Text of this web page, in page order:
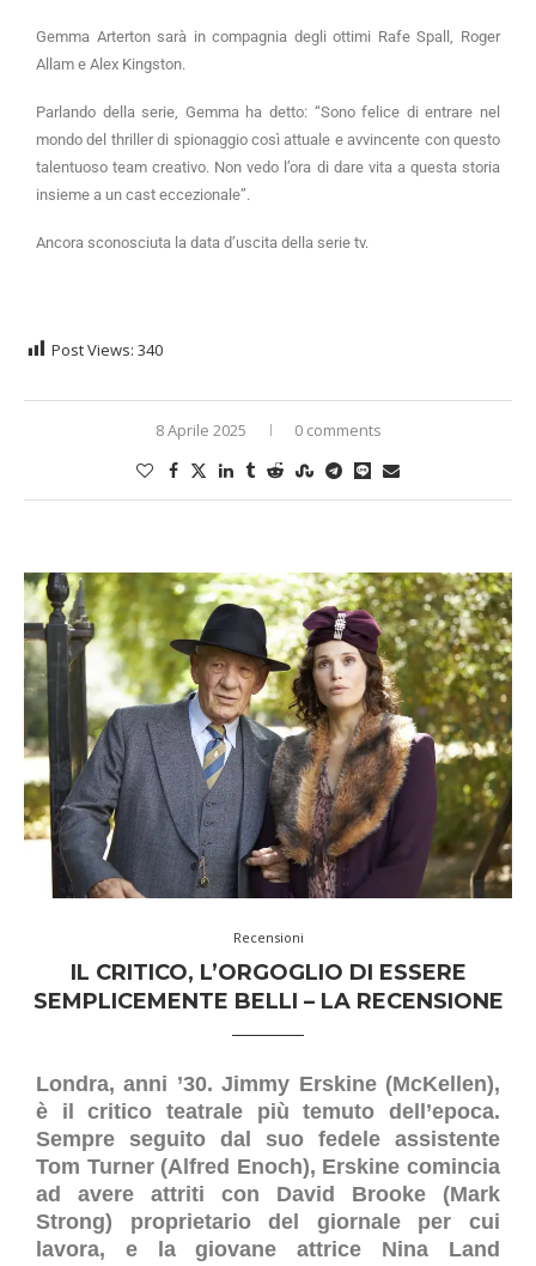
Gemma Arterton sarà in compagnia degli ottimi Rafe Spall, Roger
Allam e Alex Kingston.
Parlando della serie, Gemma ha detto: “Sono felice di entrare nel
mondo del thriller di spionaggio così attuale e avvincente con questo
talentuoso team creativo. Non vedo l’ora di dare vita a questa storia
insieme a un cast eccezionale”.
Ancora sconosciuta la data d’uscita della serie tv.
Post Views: 340
8 Aprile 2025 0 comments
Recensioni
IL CRITICO, L’ORGOGLIO DI ESSERE
SEMPLICEMENTE BELLI – LA RECENSIONE
Londra, anni ’30. Jimmy Erskine (McKellen),
è il critico teatrale più temuto dell’epoca.
Sempre seguito dal suo fedele assistente
Tom Turner (Alfred Enoch), Erskine comincia
ad avere attriti con David Brooke (Mark
Strong) proprietario del giornale per cui
lavora, e la giovane attrice Nina Land